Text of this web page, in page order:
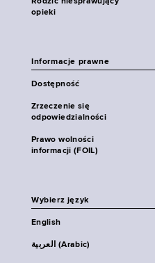
opieki
Informacje prawne
Dostępność
Zrzeczenie się
odpowiedzialności
Prawo wolności
informacji (FOIL)
Wybierz język
English
العربية (Arabic)